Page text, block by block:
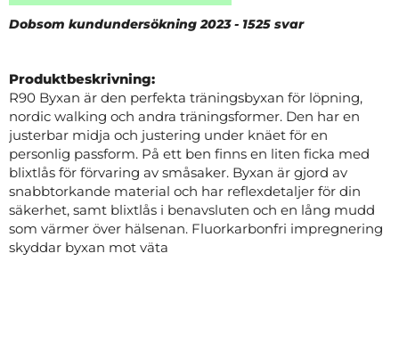
Dobsom kundundersökning 2023 - 1525 svar
Produktbeskrivning:
R90 Byxan är den perfekta träningsbyxan för löpning,
nordic walking och andra träningsformer. Den har en
justerbar midja och justering under knäet för en
personlig passform. På ett ben finns en liten ficka med
blixtlås för förvaring av småsaker. Byxan är gjord av
snabbtorkande material och har reflexdetaljer för din
säkerhet, samt blixtlås i benavsluten och en lång mudd
som värmer över hälsenan. Fluorkarbonfri impregnering
skyddar byxan mot väta